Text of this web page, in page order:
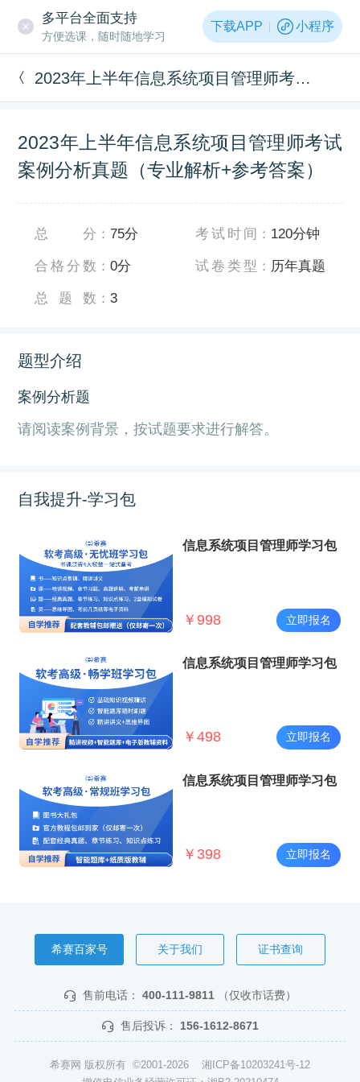
多平台全面支持
方便选课，随时随地学习
下载APP 小程序
2023年上半年信息系统项目管理师考试案例分析真题（专业解析+参考答案）
2023年上半年信息系统项目管理师考试
案例分析真题（专业解析+参考答案）
总分 ：75分
合格分数 ：0分
总题数 ：3
考试时间 ： 120分钟
试卷类型 ： 历年真题
题型介绍
案例分析题
请阅读案例背景，按试题要求进行解答。
自我提升-学习包
信息系统项目管理师学习包
￥ 998 立即报名
信息系统项目管理师学习包
￥ 498 立即报名
信息系统项目管理师学习包
￥ 398 立即报名
希赛百家号 关于我们 证书查询
售前电话： 400-111-9811 （仅收市话费）
售后投诉： 156-1612-8671
希赛网 版权所有 ©2001-2026 湘ICP备10203241号-12